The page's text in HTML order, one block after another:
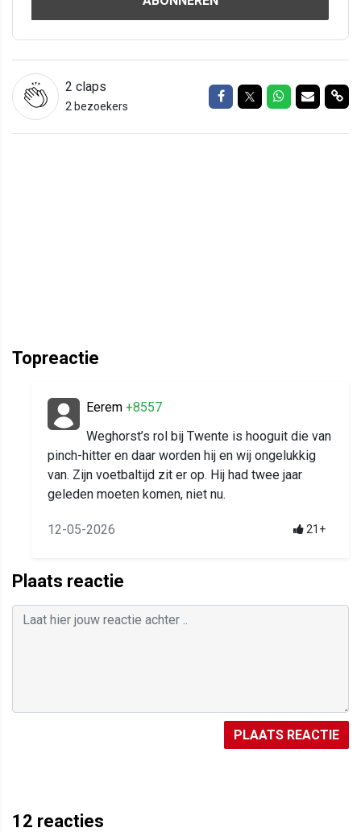
2 claps
2 bezoekers
Delen op Facebook
Delen op Twitter
Delen op
Delen
Topreactie
Eerem +8557
Weghorst’s rol bij Twente is hooguit die van
pinch-hitter en daar worden hij en wij ongelukkig
van. Zijn voetbaltijd zit er op. Hij had twee jaar
geleden moeten komen, niet nu.
12-05-2026 21+
Plaats reactie
PLAATS REACTIE
12 reacties